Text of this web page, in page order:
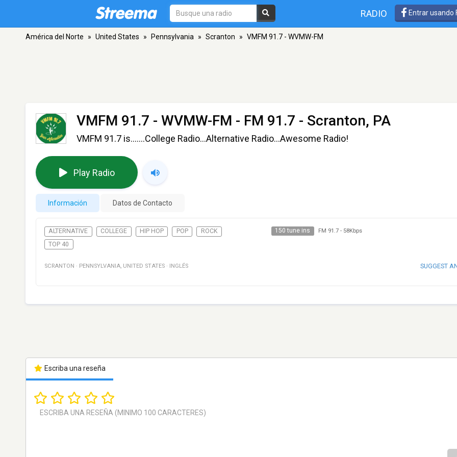
RADIO Entrar usando
América del Norte » United States » Pennsylvania » Scranton » VMFM 91.7 - WVMW-FM
VMFM 91.7 - WVMW-FM - FM 91.7 - Scranton, PA
VMFM 91.7 is.......College Radio...Alternative Radio...Awesome Radio!
Play Radio
Información Datos de Contacto
ALTERNATIVE COLLEGE HIP HOP POP
ROCK
TOP 40
150 tune ins FM 91.7- 58Kbps
SCRANTON · PENNSYLVANIA, UNITED STATES · INGLÉS SUGGEST
Escriba una reseña